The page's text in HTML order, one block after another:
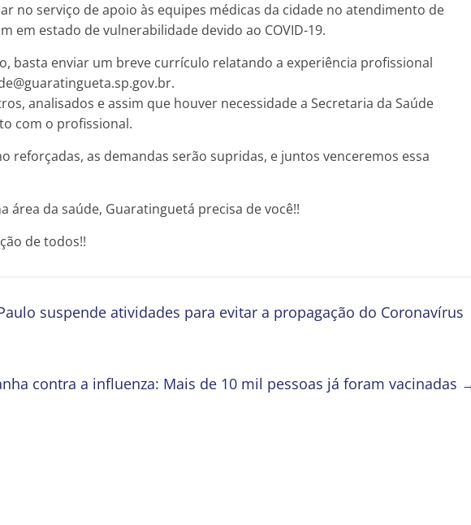
no serviço de apoio às equipes médicas da cidade no atendimento de
em estado de vulnerabilidade devido ao COVID-19.
basta enviar um breve currículo relatando a experiência profissional
analisados e assim que houver necessidade a Secretaria da Saúde
com o profissional.
reforçadas, as demandas serão supridas, e juntos venceremos essa
área da saúde, Guaratinguetá precisa de você!!
de todos!!
suspende atividades para evitar a propagação do Coronavírus
contra a influenza: Mais de 10 mil pessoas já foram vacinadas